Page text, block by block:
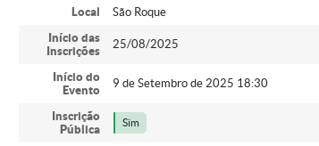
Local
São Roque
Início das
Inscrições
25/08/2025
Início do
Evento
9 de Setembro de 2025 18:30
Inscrição
Pública
Sim